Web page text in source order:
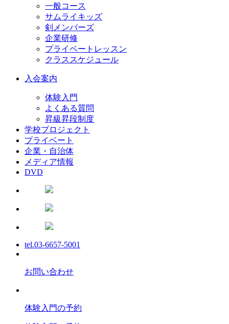
一般コース
サムライキッズ
剣メンバーズ
企業研修
プライベートレッスン
クラススケジュール
入会案内
体験入門
よくある質問
昇級昇段制度
学校プロジェクト
プライベート
企業・自治体
メディア情報
DVD
tel.03-6657-5001
お問い合わせ
体験入門の予約